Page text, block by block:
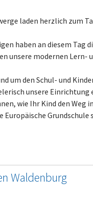
laden herzlich zum
haben an diesem Tag
modernen Lern-
um den Schul- und
unsere Einrichtung
wie Ihr Kind den Weg
Europäische
Waldenburg